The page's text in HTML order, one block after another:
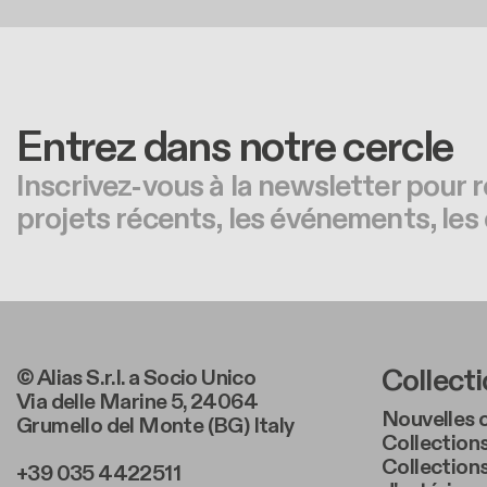
Entrez dans notre cercle
Inscrivez-vous à la newsletter pour
projets récents, les événements,
© Alias S.r.l. a Socio Unico
Via delle Marine 5, 24064
Grumello del Monte (BG) Italy
+39 035 4422511
Nouvelles